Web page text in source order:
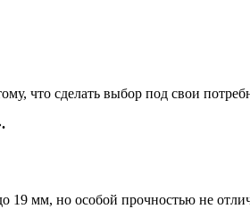
что сделать выбор под свои
мм, но особой прочностью не